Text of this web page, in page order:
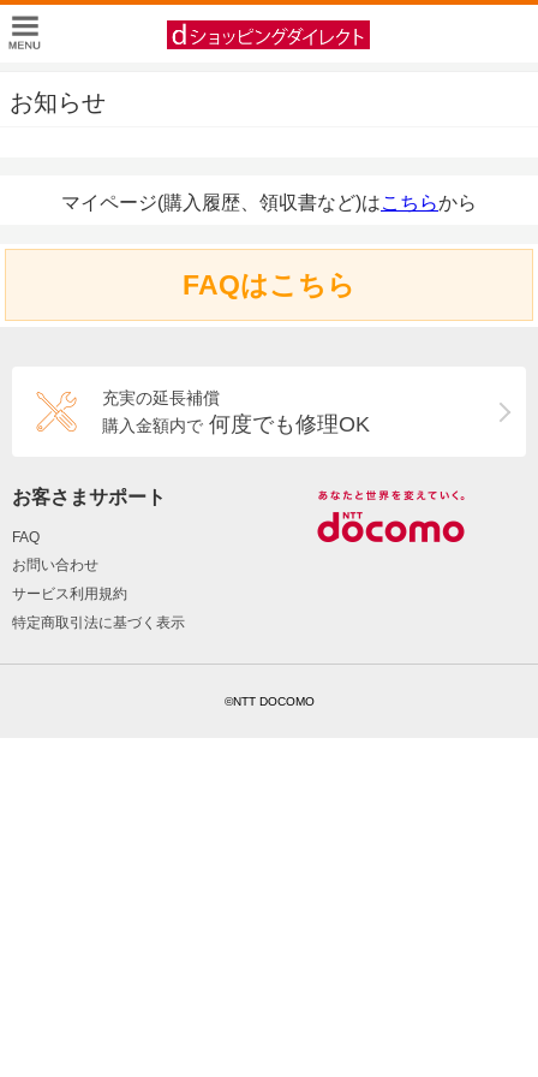
お知らせ
マイページ(購入履歴、領収書など)はこちらから
FAQはこちら
充実の延長補償
購入金額内で 何度でも修理OK
お客さまサポート
FAQ
お問い合わせ
サービス利用規約
特定商取引法に基づく表示
©NTT DOCOMO